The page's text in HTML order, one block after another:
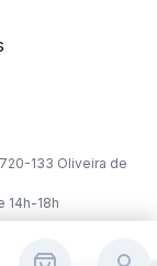
133 Oliveira de
14h-18h